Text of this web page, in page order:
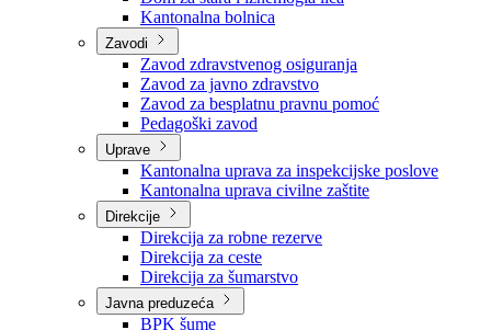
Ustanove
Centar za socijalni rad
Dom za stara i iznemogla lica
Kantonalna bolnica
Zavodi
Zavod zdravstvenog osiguranja
Zavod za javno zdravstvo
Zavod za besplatnu pravnu pomoć
Pedagoški zavod
Uprave
Kantonalna uprava za inspekcijske poslove
Kantonalna uprava civilne zaštite
Direkcije
Direkcija za robne rezerve
Direkcija za ceste